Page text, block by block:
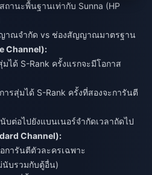
ถานะพื้นฐานเท่ากับ Sunna (HP
าณจำกัด vs ช่องสัญญาณมาตรฐาน
Channel):
ได้ S-Rank ครั้งแรกจะมีโอกาส
รสุ่มได้ S-Rank ครั้งที่สองจะการันตี
ต่อไปยังแบนเนอร์จำกัดเวลาถัดไป
Channel):
การันตีตัวละครเฉพาะ
นับรวมกับตู้อื่น)